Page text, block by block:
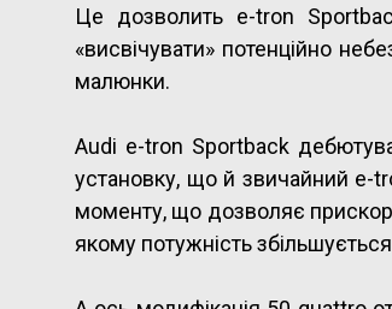
Це дозволить e-tron
«висвічувати» потенційно
малюнки.
Audi e-tron Sportback
установку, що й звичайний e-
моменту, що дозволяє
якому потужність